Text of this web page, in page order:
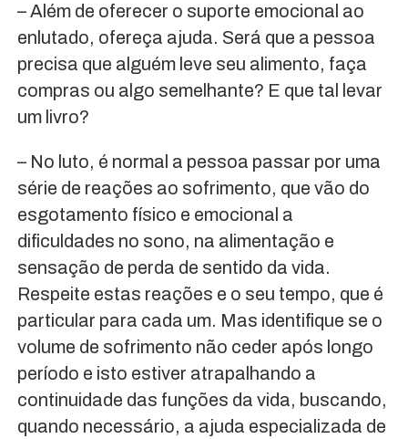
– Além de oferecer o suporte emocional ao
enlutado, ofereça ajuda. Será que a pessoa
precisa que alguém leve seu alimento, faça
compras ou algo semelhante? E que tal levar
um livro?
– No luto, é normal a pessoa passar por uma
série de reações ao sofrimento, que vão do
esgotamento físico e emocional a
dificuldades no sono, na alimentação e
sensação de perda de sentido da vida.
Respeite estas reações e o seu tempo, que é
particular para cada um. Mas identifique se o
volume de sofrimento não ceder após longo
período e isto estiver atrapalhando a
continuidade das funções da vida, buscando,
quando necessário, a ajuda especializada de